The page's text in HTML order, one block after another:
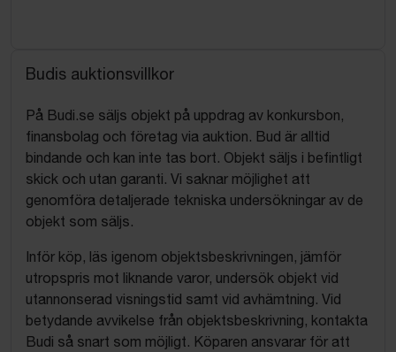
Budis auktionsvillkor
På Budi.se säljs objekt på uppdrag av konkursbon,
finansbolag och företag via auktion. Bud är alltid
bindande och kan inte tas bort. Objekt säljs i befintligt
skick och utan garanti. Vi saknar möjlighet att
genomföra detaljerade tekniska undersökningar av de
objekt som säljs.
Inför köp, läs igenom objektsbeskrivningen, jämför
utropspris mot liknande varor, undersök objekt vid
utannonserad visningstid samt vid avhämtning. Vid
betydande avvikelse från objektsbeskrivning, kontakta
Budi så snart som möjligt. Köparen ansvarar för att